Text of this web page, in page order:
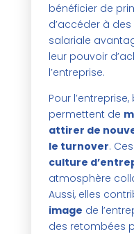
bénéficier de
d’accéder à
salariale
leur pouvoir
l’entreprise.
Pour
permettent de
attirer de
le turnover.
culture
atmosphère
Aussi, elles
image de
des retombées